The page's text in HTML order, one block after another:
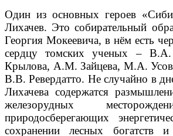
Один из основных героев
Лихачев. Это собирательный
Георгия Мокеевича, в нём есть
сердцу томских ученых –
Крылова, А.М. Зайцева, М.А.
В.В. Ревердатто. Не случайно в
Лихачева содержатся
железорудных
природосберегающих
сохранении лесных богатств